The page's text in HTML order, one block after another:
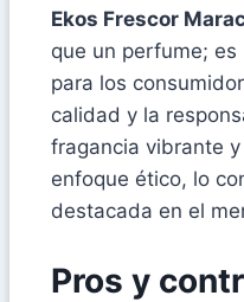
Ekos Frescor
que un perfume;
para los
calidad y la
fragancia vibrante
enfoque ético, lo
destacada en el
Pros y